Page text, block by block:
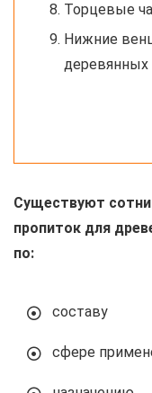
Торцевые
Нижние
деревянных
Существуют
пропиток для
по:
составу
сфере